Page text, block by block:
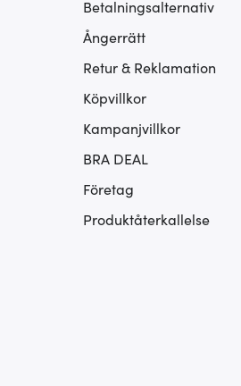
Betalningsalternativ
Ångerrätt
Retur & Reklamation
Köpvillkor
Kampanjvillkor
BRA DEAL
Företag
Produktåterkallelse